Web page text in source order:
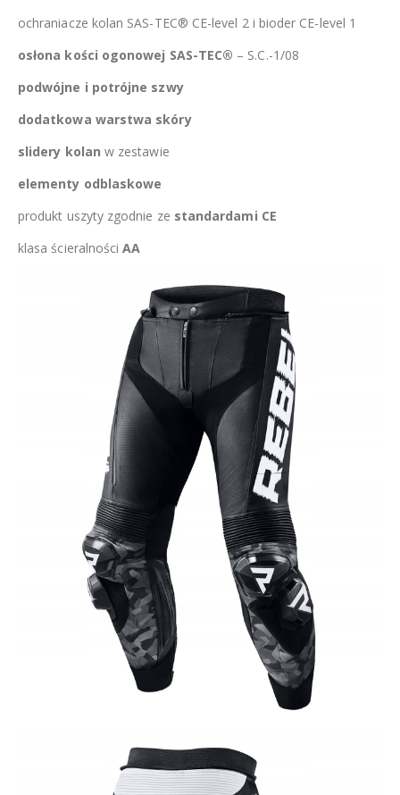
ochraniacze kolan SAS-TEC® CE-level 2 i bioder CE-level 1
osłona kości ogonowej SAS-TEC® – S.C.-1/08
podwójne i potrójne szwy
dodatkowa warstwa skóry
slidery kolan w zestawie
elementy odblaskowe
produkt uszyty zgodnie ze standardami CE
klasa ścieralnościAA